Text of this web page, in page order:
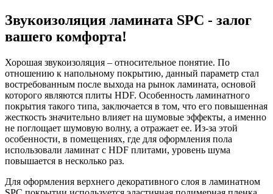
Звукоизоляция ламината SPC - залог
вашего комфорта!
Хорошая звукоизоляция – относительное понятие. По
отношению к напольному покрытию, данный параметр стал
востребованным после выхода на рынок ламината, основой
которого являются плиты HDF. Особенность ламинатного
покрытия такого типа, заключается в том, что его повышенная
жесткость значительно влияет на шумовые эффекты, а именно
не поглощает шумовую волну, а отражает ее. Из-за этой
особенности, в помещениях, где для оформления пола
использовали ламинат с HDF плитами, уровень шума
повышается в несколько раз.
Для оформления верхнего декоративного слоя в ламинатном